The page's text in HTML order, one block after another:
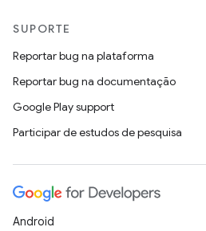
SUPORTE
Reportar bug na plataforma
Reportar bug na documentação
Google Play support
Participar de estudos de pesquisa
Android